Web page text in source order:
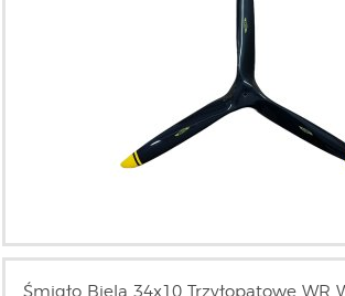
Śmigło Biela 34x10 Trzyłopatowe WR